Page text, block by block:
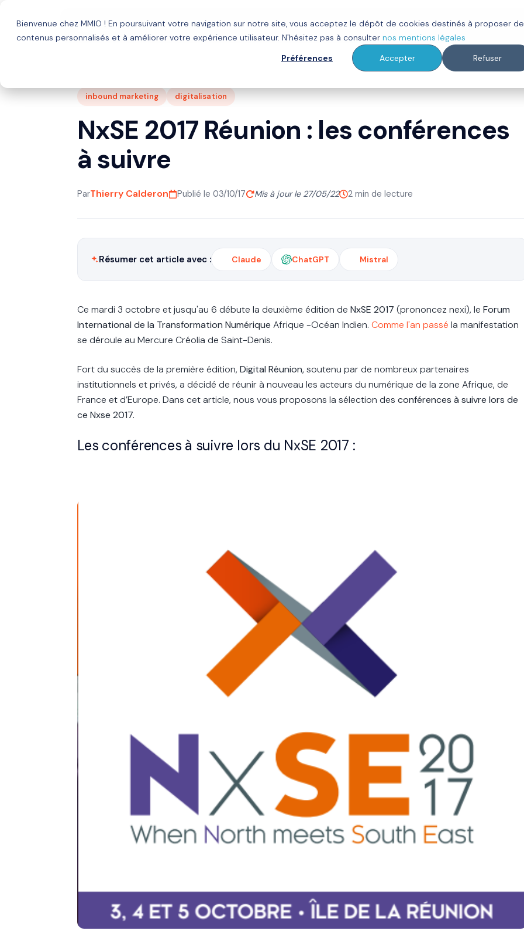
Bienvenue chez MMIO ! En poursuivant votre navigation sur notre site, vous acceptez le dépôt de cookies destinés à proposer
contenus personnalisés et à améliorer votre expérience utilisateur. N'hésitez pas à consulter nos mentions légales
Préférences
Accepter Refuser
Solutions Agence HubSpot Clients À propos Ressources
inbound marketing digitalisation
NxSE 2017 Réunion : les conférences
à suivre
ParThierry Calderon Publié le 03/10/17 Mis à jour le 27/05/22 2 min de lecture
Résumer cet article avec : Claude ChatGPT Mistral
Ce mardi 3 octobre et jusqu'au 6 débute la deuxième édition de NxSE 2017 (prononcez nexi), le Forum
International de la Transformation Numérique Afrique -Océan Indien. Comme l'an passé la manifestation
se déroule au Mercure Créolia de Saint-Denis.
Fort du succès de la première édition, Digital Réunion,soutenu par de nombreux partenaires
institutionnels et privés, a décidé de réunir à nouveau les acteurs du numérique de la zone Afrique, de
France et d’Europe. Dans cet article, nous vous proposons la sélection des conférences à suivre lors de
ce Nxse 2017.
Les conférences à suivre lors du NxSE 2017 :